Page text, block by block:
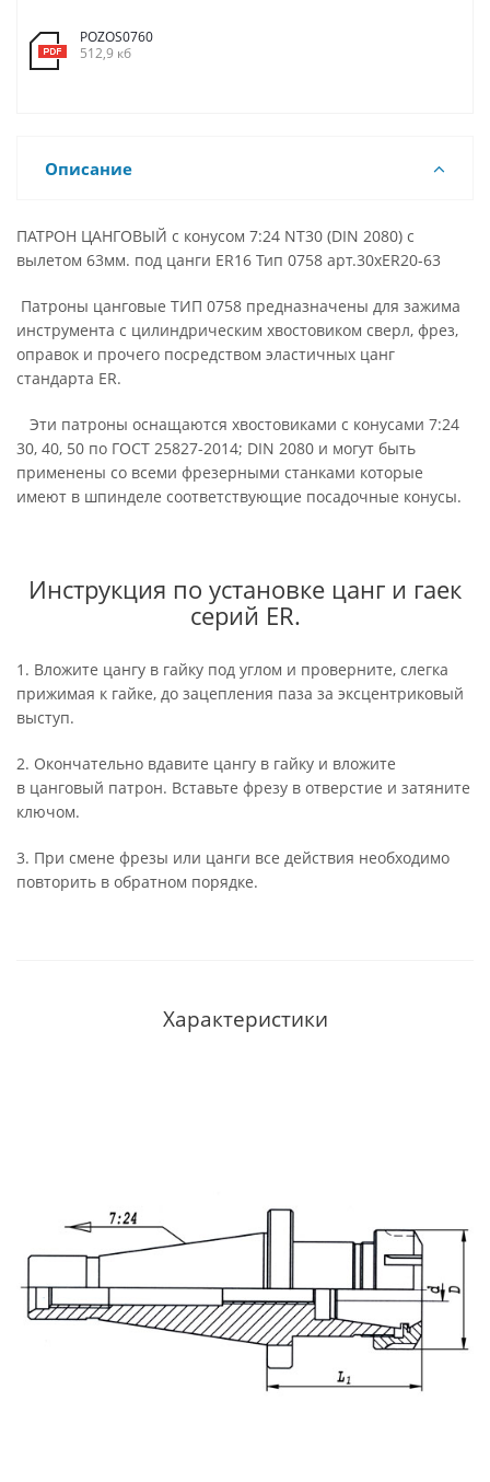
POZOS0760
512,9 кб
Описание
ПАТРОН ЦАНГОВЫЙ с конусом 7:24 NT30 (DIN 2080) с
вылетом 63мм. под цанги ER16 Тип 0758 арт.30xER20-63
Патроны цанговые ТИП 0758 предназначены для зажима
инструмента с цилиндрическим хвостовиком сверл, фрез,
оправок и прочего посредством эластичных цанг
стандарта ER.
Эти патроны оснащаются хвостовиками с конусами 7:24
30, 40, 50 по ГОСТ 25827-2014; DIN 2080 и могут быть
применены со всеми фрезерными станками которые
имеют в шпинделе соответствующие посадочные конусы.
Инструкция по установке цанг и гаек
серий ER.
1. Вложите цангу в гайку под углом и проверните, слегка
прижимая к гайке, до зацепления паза за эксцентриковый
выступ.
2. Окончательно вдавите цангу в гайку и вложите
в цанговый патрон. Вставьте фрезу в отверстие и затяните
ключом.
3. При смене фрезы или цанги все действия необходимо
повторить в обратном порядке.
Характеристики